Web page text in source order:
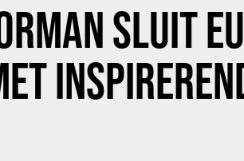
SLUIT